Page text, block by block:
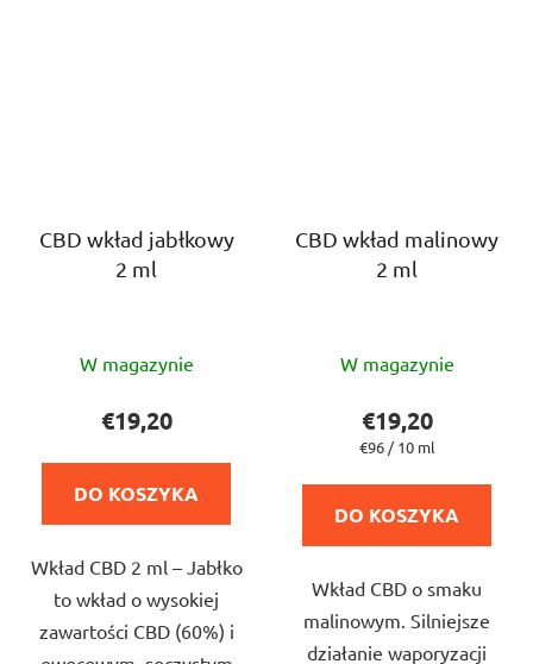
CBD wkład jabłkowy
2 ml
ocena
produktu
wynosi
na
gwiazdek.
W magazynie
€19,20
DO KOSZYKA
Wkład CBD 2 ml – Jabłko
to wkład o wysokiej
zawartości CBD (60%) i
CBD wkład malinowy
2 ml
ocena
produktu
wynosi
na
W magazynie
€19,20
Cena
€96 / 10 ml
DO KOSZYKA
Wkład CBD o smaku
malinowym. Silniejsze
działanie waporyzacji